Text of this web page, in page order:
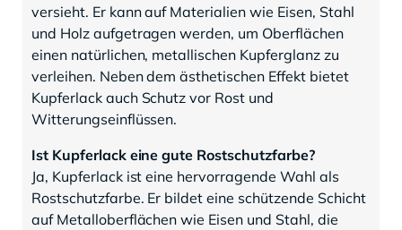
versieht. Er kann auf Materialien wie Eisen, Stahl
und Holz aufgetragen werden, um Oberflächen
einen natürlichen, metallischen Kupferglanz zu
verleihen. Neben dem ästhetischen Effekt bietet
Kupferlack auch Schutz vor Rost und
Witterungseinflüssen.
Ist Kupferlack eine gute Rostschutzfarbe?
Ja, Kupferlack ist eine hervorragende Wahl als
Rostschutzfarbe. Er bildet eine schützende Schicht
auf Metalloberflächen wie Eisen und Stahl, die